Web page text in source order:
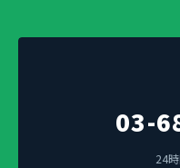
03-
24